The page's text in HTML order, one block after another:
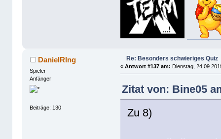
DanielRIng
Spieler
Anfänger
Beiträge: 130
Re: Besonders schwieriges Quiz
«Antwort #137 am: Dienstag,
Zitat von: Bine05
Zu 8)